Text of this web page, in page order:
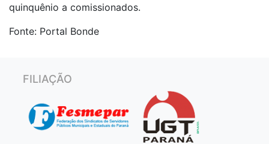
quinquênio a comissionados.
Fonte: Portal Bonde
FILIAÇÃO